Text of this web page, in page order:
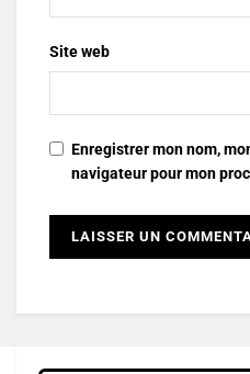
Site web
Enregistrer mon nom,
navigateur pour mon